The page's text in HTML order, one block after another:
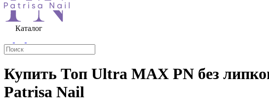
Каталог
Купить Топ Ultra MAX PN без
Patrisa Nail